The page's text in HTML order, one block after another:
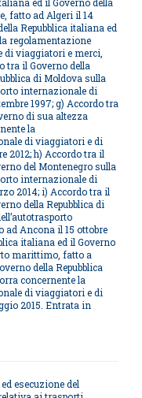
fatto ad Algeri il 14
Repubblica italiana ed
regolamentazione
di viaggiatori e merci,
tra il Governo della
di Moldova sulla
internazionale di
1997; g) Accordo tra
di sua altezza
la
di viaggiatori e di
2012; h) Accordo tra il
del Montenegro sulla
internazionale di
2014; i) Accordo tra il
della Repubblica di
Ancona il 15 ottobre
italiana ed il Governo
marittimo, fatto a
della Repubblica
concernente la
di viaggiatori e di
2015. Entrata in
esecuzione del